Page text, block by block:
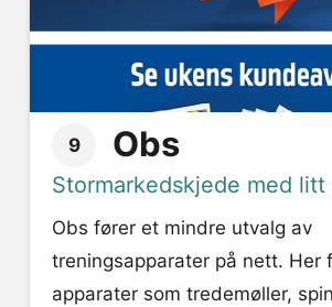
9 Obs
Stormarkedskjede med litt
Obs fører et mindre utvalg av
treningsapparater på nett. Her
apparater som tredemøller,